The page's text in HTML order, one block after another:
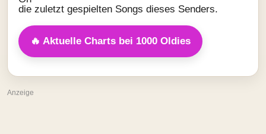
die zuletzt gespielten Songs dieses Senders.
🔥 Aktuelle Charts bei 1000 Oldies
Anzeige